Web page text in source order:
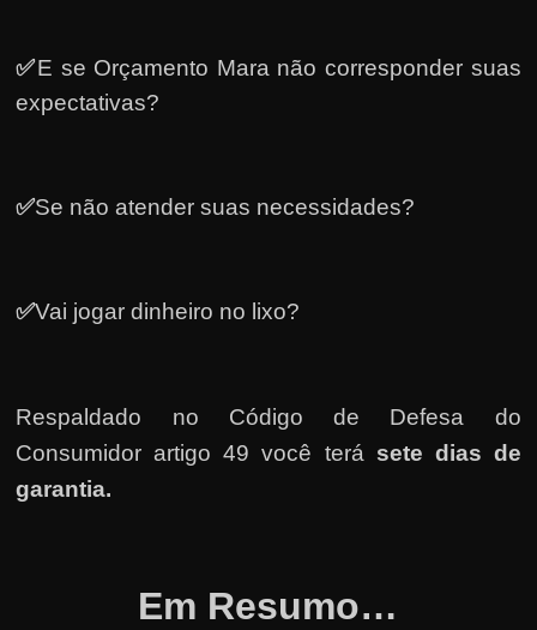
✅E se Orçamento Mara não corresponder suas
expectativas?
✅Se não atender suas necessidades?
✅Vai jogar dinheiro no lixo?
Respaldado no Código de Defesa do
Consumidor artigo 49 você terá sete dias de
garantia.
Em Resumo…